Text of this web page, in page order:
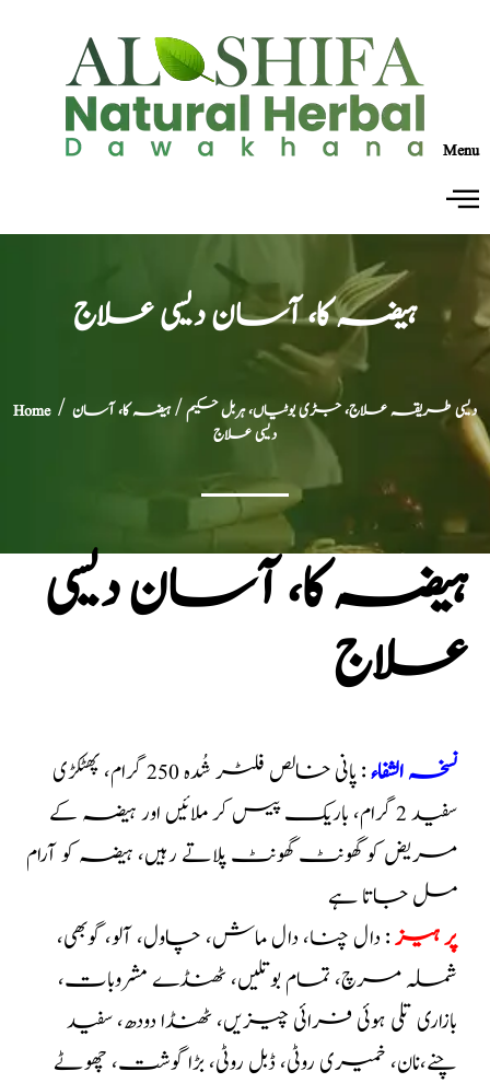
Menu
ہیضہ کا، آسان دیسی علاج
Home/ دیسی طریقہ علاج، جڑی بوٹیاں، ہربل حکیم/ ہیضہ کا، آسان
دیسی علاج
ہیضہ کا، آسان دیسی
علاج
نسخہ الشفاء
: پانی خالص فلٹر شُدہ 250 گرام، پھٹکڑی
سفید 2 گرام، باریک پیس کر ملائیں اور ہیضہ کے
مریض کو گھونٹ گھونٹ پلاتے رہیں، ہیضہ کو آرام
مل جاتا ہے
پر ہیز: دال چنا، دال ماش، چاول، آلو، گوبھی،
شملہ مرچ، تمام بوتلیں، ٹھنڈے مشروبات،
بازاری تلی ہوئی فرائی چیزیں، ٹھنڈا دودھ، سفید
چنے،نان، خمیری روٹی، ڈبل روٹی، بڑا گوشت، چھوٹے